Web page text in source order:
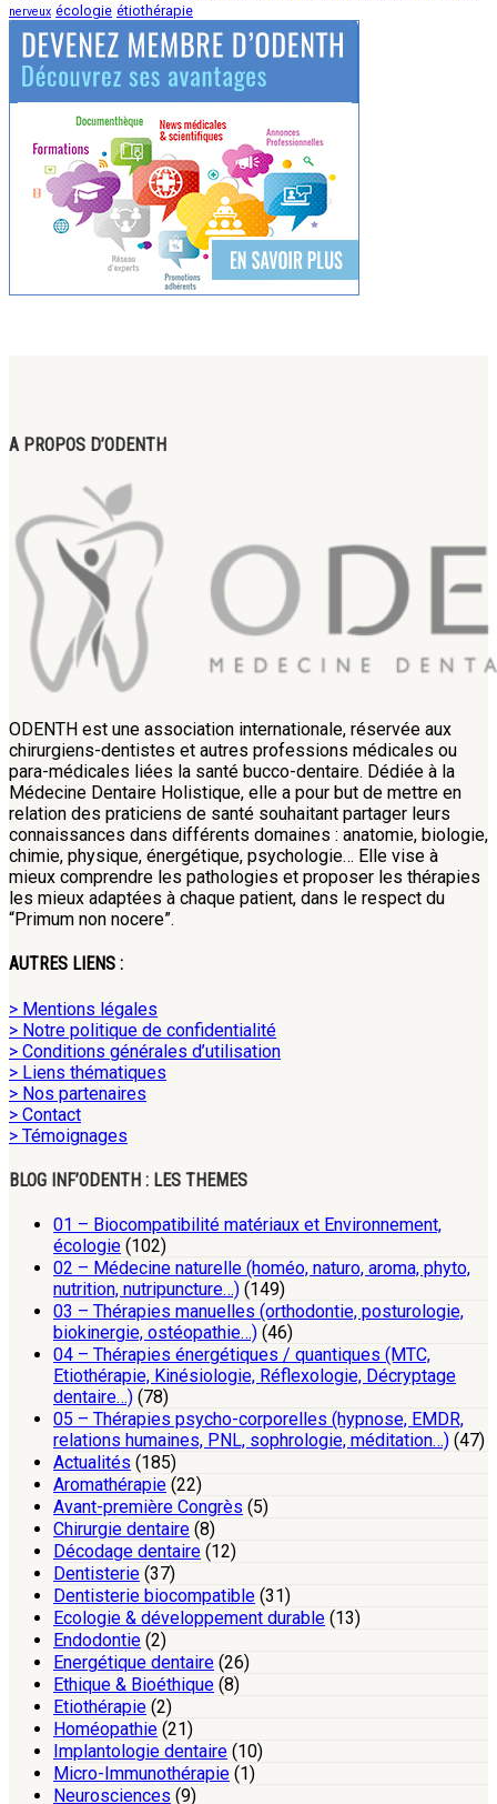
nerveux écologie étiothérapie
A PROPOS D’ODENTH
ODENTH est une association internationale, réservée aux
chirurgiens-dentistes et autres professions médicales ou
para-médicales liées la santé bucco-dentaire. Dédiée à la
Médecine Dentaire Holistique, elle a pour but de mettre en
relation des praticiens de santé souhaitant partager leurs
connaissances dans différents domaines : anatomie, biologie,
chimie, physique, énergétique, psychologie… Elle vise à
mieux comprendre les pathologies et proposer les thérapies
les mieux adaptées à chaque patient, dans le respect du
“Primum non nocere”.
AUTRES LIENS :
> Mentions légales
> Notre politique de confidentialité
> Conditions générales d’utilisation
> Liens thématiques
> Nos partenaires
> Contact
> Témoignages
BLOG INF’ODENTH : LES THEMES
01 – Biocompatibilité matériaux et Environnement,
écologie (102)
02 – Médecine naturelle (homéo, naturo, aroma, phyto,
nutrition, nutripuncture…) (149)
03 – Thérapies manuelles (orthodontie, posturologie,
biokinergie, ostéopathie…) (46)
04 – Thérapies énergétiques / quantiques (MTC,
Etiothérapie, Kinésiologie, Réflexologie, Décryptage
dentaire…) (78)
05 – Thérapies psycho-corporelles (hypnose, EMDR,
relations humaines, PNL, sophrologie, méditation…) (47)
Actualités (185)
Aromathérapie (22)
Avant-première Congrès (5)
Chirurgie dentaire (8)
Décodage dentaire (12)
Dentisterie (37)
Dentisterie biocompatible (31)
Ecologie & développement durable (13)
Endodontie (2)
Energétique dentaire (26)
Ethique & Bioéthique (8)
Etiothérapie (2)
Homéopathie (21)
Implantologie dentaire (10)
Micro-Immunothérapie (1)
Neurosciences (9)